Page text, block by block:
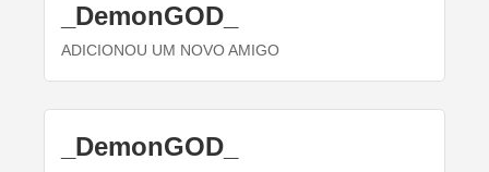
_DemonGOD_
ADICIONOU UM NOVO AMIGO
_DemonGOD_